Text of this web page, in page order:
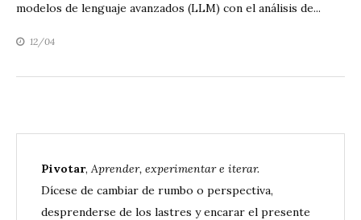
modelos de lenguaje avanzados (LLM) con el análisis de...
12/04
Pivotar, Aprender, experimentar e iterar.
Dícese de cambiar de rumbo o perspectiva,
desprenderse de los lastres y encarar el presente